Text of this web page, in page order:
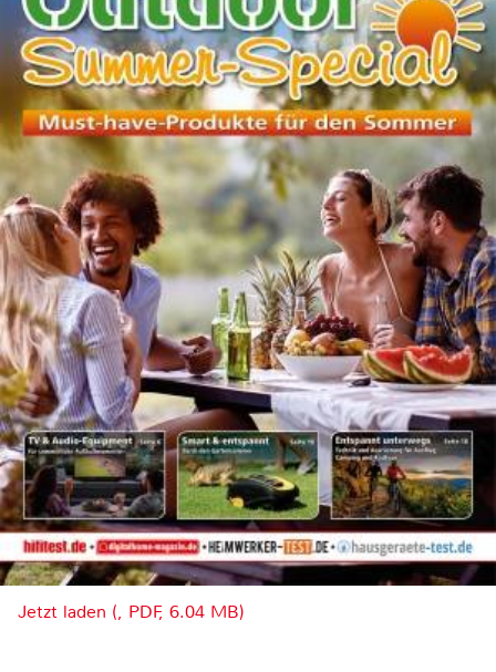
Jetzt laden (, PDF, 6.04 MB)